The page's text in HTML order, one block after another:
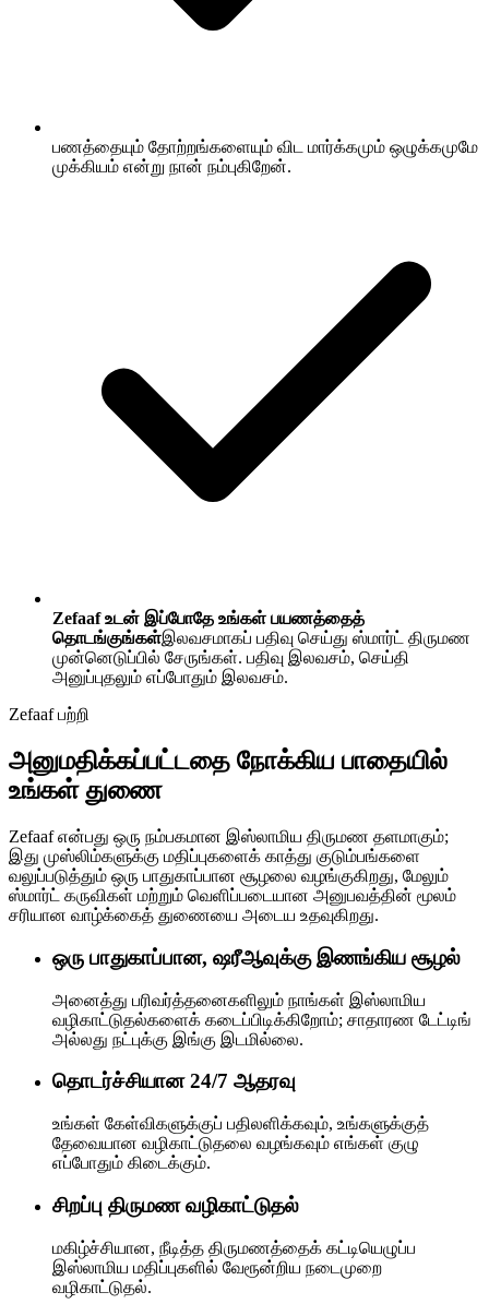
பணத்தையும் தோற்றங்களையும் விட மார்க்கமும் ஒழுக்கமுமே
முக்கியம் என்று நான் நம்புகிறேன்.
Zefaaf உடன் இப்போதே உங்கள் பயணத்தைத்
தொடங்குங்கள்இலவசமாகப் பதிவு செய்து ஸ்மார்ட் திருமண
முன்னெடுப்பில் சேருங்கள். பதிவு இலவசம், செய்தி
அனுப்புதலும் எப்போதும் இலவசம்.
Zefaaf பற்றி
அனுமதிக்கப்பட்டதை நோக்கிய பாதையில்
உங்கள் துணை
Zefaaf என்பது ஒரு நம்பகமான இஸ்லாமிய திருமண தளமாகும்;
இது முஸ்லிம்களுக்கு மதிப்புகளைக் காத்து குடும்பங்களை
வலுப்படுத்தும் ஒரு பாதுகாப்பான சூழலை வழங்குகிறது, மேலும்
ஸ்மார்ட் கருவிகள் மற்றும் வெளிப்படையான அனுபவத்தின் மூலம்
சரியான வாழ்க்கைத் துணையை அடைய உதவுகிறது.
ஒரு பாதுகாப்பான, ஷரீஆவுக்கு இணங்கிய சூழல்
அனைத்து பரிவர்த்தனைகளிலும் நாங்கள் இஸ்லாமிய
வழிகாட்டுதல்களைக் கடைப்பிடிக்கிறோம்; சாதாரண டேட்டிங்
அல்லது நட்புக்கு இங்கு இடமில்லை.
தொடர்ச்சியான 24/7 ஆதரவு
உங்கள் கேள்விகளுக்குப் பதிலளிக்கவும், உங்களுக்குத்
தேவையான வழிகாட்டுதலை வழங்கவும் எங்கள் குழு
எப்போதும் கிடைக்கும்.
சிறப்பு திருமண வழிகாட்டுதல்
மகிழ்ச்சியான, நீடித்த திருமணத்தைக் கட்டியெழுப்ப
இஸ்லாமிய மதிப்புகளில் வேரூன்றிய நடைமுறை
வழிகாட்டுதல்.